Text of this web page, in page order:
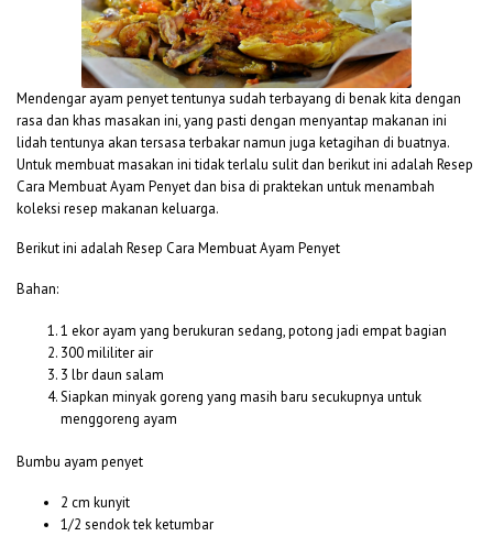
Mendengar ayam penyet tentunya sudah terbayang di benak kita dengan
rasa dan khas masakan ini, yang pasti dengan menyantap makanan ini
lidah tentunya akan tersasa terbakar namun juga ketagihan di buatnya.
Untuk membuat masakan ini tidak terlalu sulit dan berikut ini adalah Resep
Cara Membuat Ayam Penyet dan bisa di praktekan untuk menambah
koleksi resep makanan keluarga.
Berikut ini adalah Resep Cara Membuat Ayam Penyet
Bahan:
1 ekor ayam yang berukuran sedang, potong jadi empat bagian
300 mililiter air
3 lbr daun salam
Siapkan minyak goreng yang masih baru secukupnya untuk
menggoreng ayam
Bumbu ayam penyet
2 cm kunyit
1/2 sendok tek ketumbar